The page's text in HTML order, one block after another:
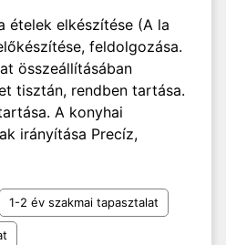
ételek elkészítése (A la
feldolgozása.
összeállításában
tisztán, rendben tartása.
A konyhai
irányítása Precíz,
1-2 év szakmai tapasztalat